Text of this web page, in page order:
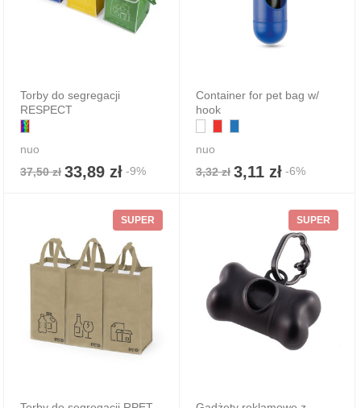
Torby do segregacji
RESPECT
nuo
37,50 zł 33,89 zł -9%
Container for pet bag w/
hook
nuo
3,32 zł 3,11 zł -6%
SUPER SUPER